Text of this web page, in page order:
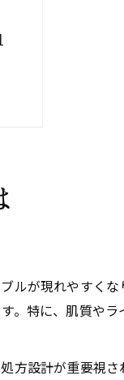
ルが現れやすく
。特に、肌質や
方設計が重要視